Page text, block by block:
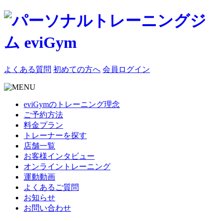
よくある質問 初めての方へ 会員ログイン
eviGymのトレーニング理念
ご予約方法
料金プラン
トレーナーを探す
店舗一覧
お客様インタビュー
オンライントレーニング
運動動画
よくあるご質問
お知らせ
お問い合わせ